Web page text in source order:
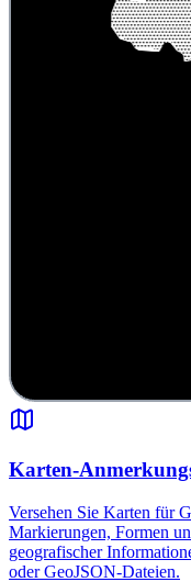
Karten-
Versehen Sie Karten für
Markierungen, Formen
geografischer
oder GeoJSON-Dateien.